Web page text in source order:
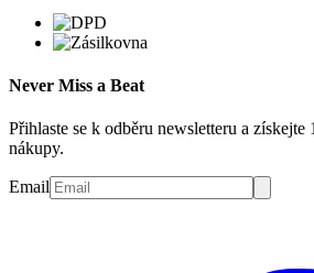
Never Miss a Beat
Přihlaste se k odběru newsletteru a získejte
nákupy.
Email